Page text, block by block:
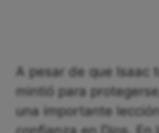
A pesar de que Isaac
mintió para
una importante